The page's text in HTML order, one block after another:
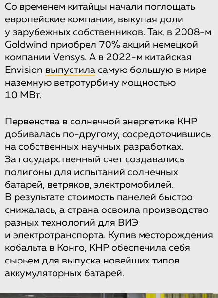
Со временем китайцы начали поглощать
европейские компании, выкупая доли
у зарубежных собственников. Так, в 2008-м
Goldwind приобрел 70% акций немецкой
компании Vensys. А в 2022-м китайская
Envision выпустила самую большую в мире
наземную ветротурбину мощностью
10 МВт.
Первенства в солнечной энергетике КНР
добивалась по-другому, сосредоточившись
на собственных научных разработках.
За государственный счет создавались
полигоны для испытаний солнечных
батарей, ветряков, электромобилей.
В результате стоимость панелей быстро
снижалась, а страна освоила производство
разных технологий для ВИЭ
и электротранспорта. Купив месторождения
кобальта в Конго, КНР обеспечила себя
сырьем для выпуска новейших типов
аккумуляторных батарей.